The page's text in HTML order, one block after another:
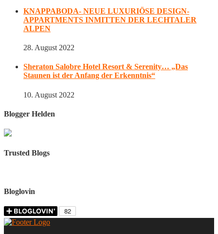
KNAPPABODA- NEUE LUXURIÖSE DESIGN-
APPARTMENTS INMITTEN DER LECHTALER
ALPEN
28. August 2022
Sheraton Salobre Hotel Resort & Serenity… „Das
Staunen ist der Anfang der Erkenntnis“
10. August 2022
Blogger Helden
Trusted Blogs
Bloglovin